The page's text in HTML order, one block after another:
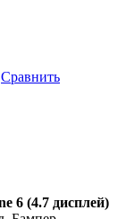
Сравнить
6 (4.7 дисплей)